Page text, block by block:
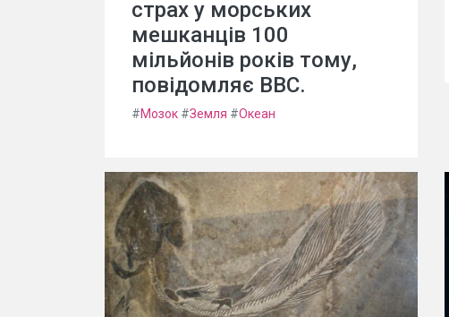
страх у морських
мешканців 100
мільйонів років тому,
повідомляє BBC.
#Мозок #Земля #Океан